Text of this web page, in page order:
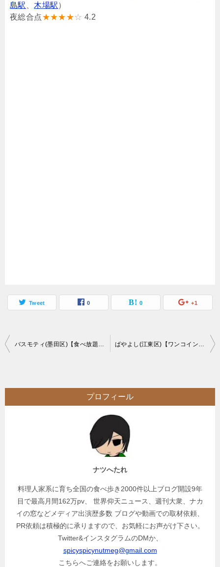
島駅
木場駅）
夜総合点★★★★☆ 4.2
Tweet 0 0 +1
投
ビ
ゲ
バスモティ(墨田区)【食べ放題】ホットペッパーお食事券でインドカレーバイキング ぱやよし(江東区)【ワンコイン】江東区の隠れご当地グルメ純レバ丼が格安な穴場
プロフィール
ナツへたれ
料理人家系に育ち全国の食べ歩き2000件以上ブログ開設9年
目で最高月間162万pv、 世界仰天ニュース、週刊大衆、ナカ
イの窓などメディア出演歴多数 ブログや動画での取材依頼、
PR依頼は積極的に承りますので、お気軽にお声がけ下さい。
Twitter&インスタグラムのDMか、
spicyspicynutmeg@gmail.com
こちらへご連絡をお願いします。